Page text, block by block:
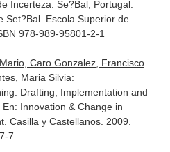
Incerteza . Se?Bal, Portugal.
Set?Bal. Escola Superior de
978-989-95801-2-1
Caro Gonzalez, Francisco
Maria Silvia:
Drafting, Implementation and
En: Innovation & Change in
. Casilla y Castellanos. 2009.
7